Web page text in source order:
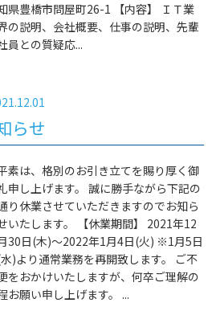
県豊橋市問屋町26-1 【内容】 ＩＴ業
の説明、会社概要、仕事の説明、先輩
員との質疑応...
らせ
素は、格別のお引き立てを賜り厚く御
申し上げます。 誠に勝手ながら下記の
り休業させていただきますのでお知ら
いたします。 【休業期間】 2021年12
30日(木)～2022年1月4日(火) ※1月5日
)より通常業務を再開致します。 ご不
をおかけいたしますが、何卒ご理解の
お願い申し上げます。 ...